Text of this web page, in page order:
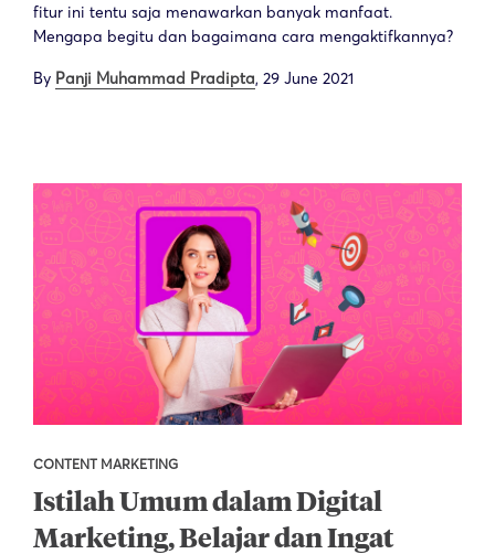
fitur ini tentu saja menawarkan banyak manfaat.
Mengapa begitu dan bagaimana cara mengaktifkannya?
By Panji Muhammad Pradipta, 29 June 2021
CONTENT MARKETING
Istilah Umum dalam Digital
Marketing, Belajar dan Ingat